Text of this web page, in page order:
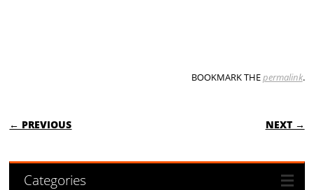
BOOKMARK THEpermalink.
POST NAVIGATION
← PREVIOUS NEXT →
Categories